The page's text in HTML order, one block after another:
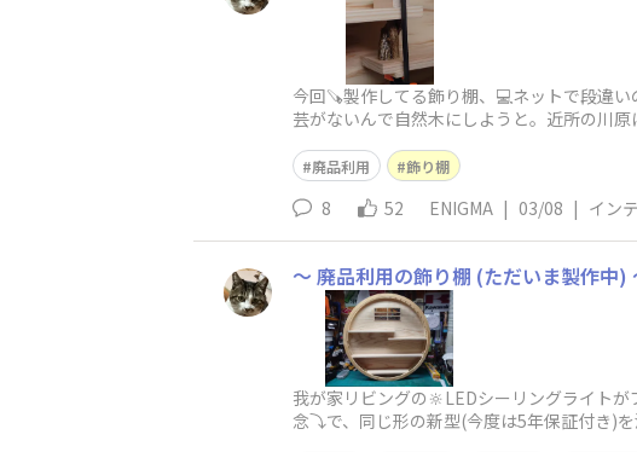
今回🪚製作してる飾り棚、💻️ネットで段違
芸がないんで自然木にしようと。近所の川
廃品利用 飾り棚
8 52 ENIGMA | 03/08 | イン
〜 廃品利用の飾り棚 (ただいま製作中)
我が家リビングの🔆LEDシーリングライト
念⤵で、同じ形の新型(今度は5年保証付き)